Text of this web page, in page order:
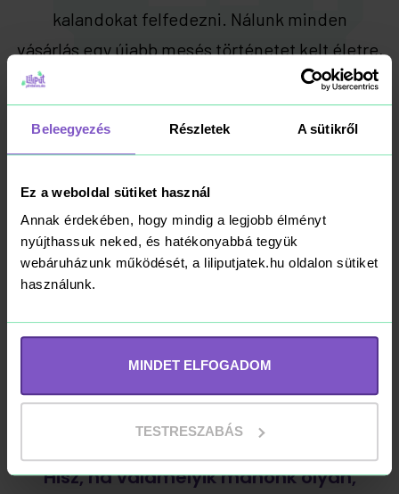
Beleegyezés Részletek A sütikről
Ez a weboldal sütiket használ
Annak érdekében, hogy mindig a legjobb élményt
nyújthassuk neked, és hatékonyabbá tegyük
webáruházunk működését, a liliputjatek.hu oldalon sütiket
használunk.
MINDET ELFOGADOM
TESTRESZABÁS
kalandokat felfedezni. Nálunk minden
vásárlás egy újabb mesés történetet kelt életre,
ahol a játék valódi csodává
válik. Hiszünk abban, hogy a megfelelő játék
nemcsak szórakozás, hanem
Ismerd meg a Liliput Játékvilágot
Mi a Manó?
neked megtalálni a tökéletes
Hisz, ha valamelyik manónk olyan,